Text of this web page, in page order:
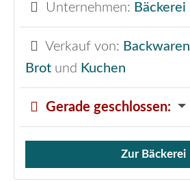
Unternehmen: Bäckerei
Verkauf von: Backwaren
Brot und Kuchen
Gerade geschlossen:
Verkauf von Brötchen,
Zur Bäckerei